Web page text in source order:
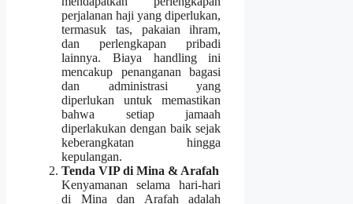
perjalanan haji yang diperlukan,
termasuk tas, pakaian ihram,
dan perlengkapan pribadi
lainnya. Biaya handling ini
mencakup penanganan bagasi
dan administrasi yang
diperlukan untuk memastikan
bahwa setiap jamaah
diperlakukan dengan baik sejak
keberangkatan hingga
kepulangan.
Tenda VIP di Mina & Arafah
Kenyamanan selama hari-hari
di Mina dan Arafah adalah